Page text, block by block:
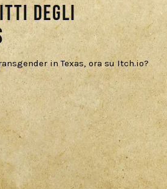
degli
in Texas, ora su Itch.io?